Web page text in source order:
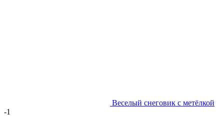
Веселый снеговик с метёлкой
-1